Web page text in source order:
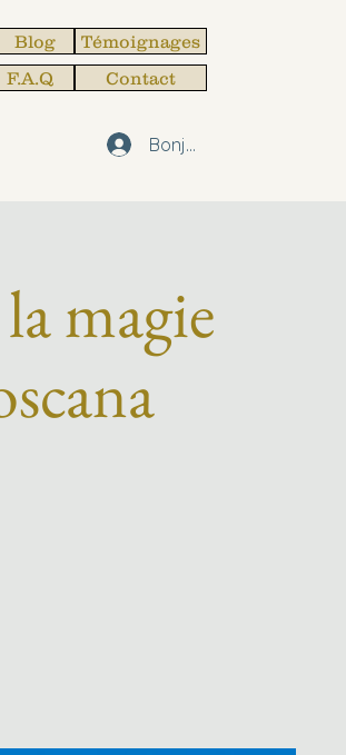
Blog
Témoignages
F.A.Q
Contact
Bonjour
magie